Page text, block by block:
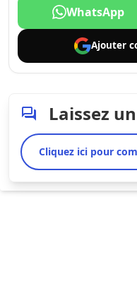
WhatsApp
Ajouter
Laissez
Cliquez ici pour